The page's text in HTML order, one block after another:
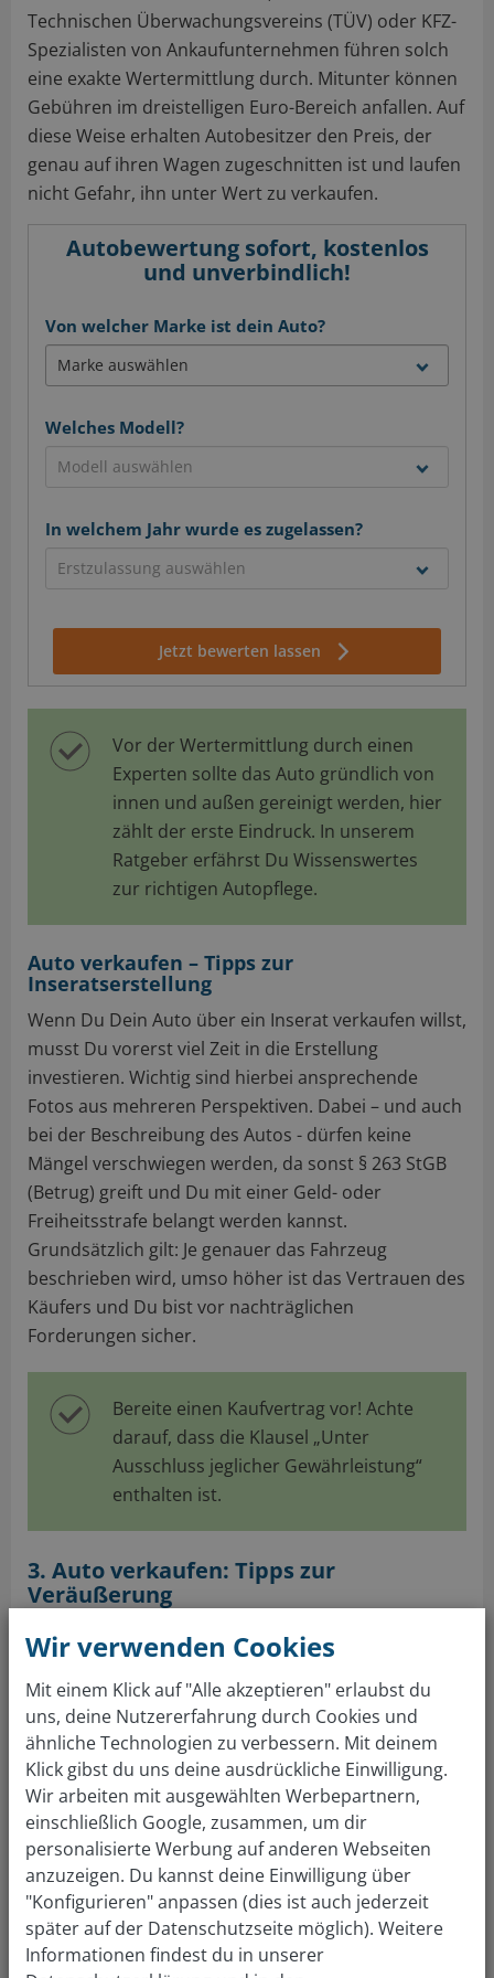
Technischen Überwachungsvereins (TÜV) oder KFZ-
Spezialisten von Ankaufunternehmen führen solch
eine exakte Wertermittlung durch. Mitunter können
Gebühren im dreistelligen Euro-Bereich anfallen. Auf
diese Weise erhalten Autobesitzer den Preis, der
genau auf ihren Wagen zugeschnitten ist und laufen
nicht Gefahr, ihn unter Wert zu verkaufen.
Autobewertung sofort, kostenlos
und unverbindlich!
Von welcher Marke ist dein Auto?
Welches Modell?
In welchem Jahr wurde es zugelassen?
Jetzt bewerten lassen
Vor der Wertermittlung durch einen
Experten sollte das Auto gründlich von
innen und außen gereinigt werden, hier
zählt der erste Eindruck. In unserem
Ratgeber erfährst Du Wissenswertes
zur richtigen Autopflege.
Auto verkaufen – Tipps zur
Inseratserstellung
Wenn Du Dein Auto über ein Inserat verkaufen willst,
musst Du vorerst viel Zeit in die Erstellung
investieren. Wichtig sind hierbei ansprechende
Fotos aus mehreren Perspektiven. Dabei – und auch
bei der Beschreibung des Autos - dürfen keine
Mängel verschwiegen werden, da sonst § 263 StGB
(Betrug) greift und Du mit einer Geld- oder
Freiheitsstrafe belangt werden kannst.
Grundsätzlich gilt: Je genauer das Fahrzeug
beschrieben wird, umso höher ist das Vertrauen des
Käufers und Du bist vor nachträglichen
Forderungen sicher.
Bereite einen Kaufvertrag vor! Achte
darauf, dass die Klausel „Unter
Ausschluss jeglicher Gewährleistung“
enthalten ist.
3. Auto verkaufen: Tipps zur
Veräußerung
Der Wert ist ermittelt, das Fahrzeug aufgeräumt und
gewaschen und der eigentliche Verkauf kann
losgehen. Hier hast Du die Möglichkeit, privat über
Inserate auf Automobilbörsen oder in
Tageszeitungen zu verkaufen oder Du gehst den
Weg über Autohändler. Der Vorteil von Inseraten ist,
dass Du eine große Anzahl an potenziellen Käufern
erreichst. Mit einem Händler läuft die Veräußerung
meist unkompliziert ab. Schwieriger wird es erst,
wenn das Fahrzeug älter ist oder nicht von der
favorisierten Firma hergestellt worden ist. Eine
weitere Variante ist der Verkauf an Online-
Wir verwenden Cookies
Mit einem Klick auf "Alle akzeptieren" erlaubst du
uns, deine Nutzererfahrung durch Cookies und
ähnliche Technologien zu verbessern. Mit deinem
Klick gibst du uns deine ausdrückliche Einwilligung.
Wir arbeiten mit ausgewählten Werbepartnern,
einschließlich Google, zusammen, um dir
personalisierte Werbung auf anderen Webseiten
anzuzeigen. Du kannst deine Einwilligung über
"Konfigurieren" anpassen (dies ist auch jederzeit
später auf der Datenschutzseite möglich). Weitere
Informationen findest du in unserer